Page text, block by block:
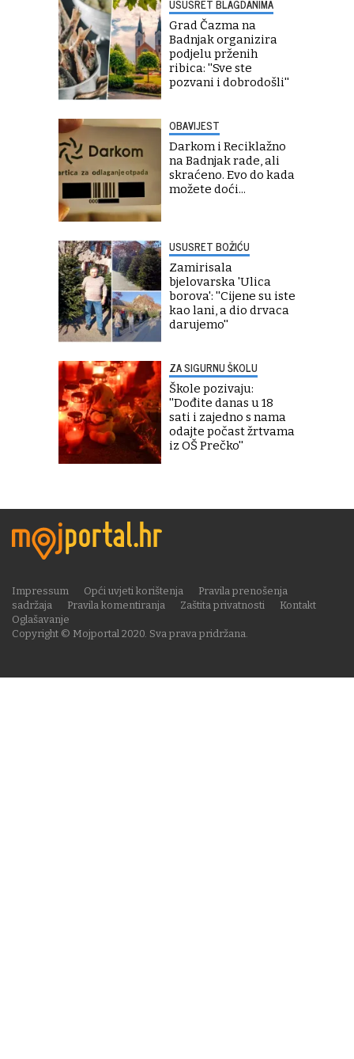
USUSRET BLAGDANIMA
Grad Čazma na
Badnjak organizira
podjelu prženih
ribica: ''Sve ste
pozvani i dobrodošli''
OBAVIJEST
Darkom i Reciklažno
na Badnjak rade, ali
skraćeno. Evo do kada
možete doći...
USUSRET BOŽIĆU
Zamirisala
bjelovarska 'Ulica
borova': ''Cijene su iste
kao lani, a dio drvaca
darujemo''
ZA SIGURNU ŠKOLU
Škole pozivaju:
''Dođite danas u 18
sati i zajedno s nama
odajte počast žrtvama
iz OŠ Prečko''
Copyright © Mojportal 2020. Sva prava pridržana.
Impressum Opći uvjeti korištenja
Pravila prenošenja
sadržaja
Pravila komentiranja Zaštita privatnosti
Kontakt
Oglašavanje